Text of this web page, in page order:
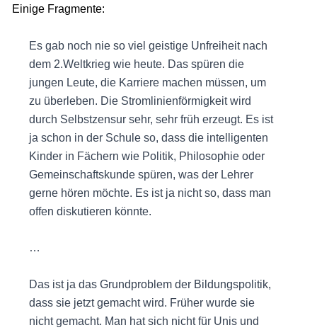
Einige Fragmente:
Es gab noch nie so viel geistige Unfreiheit nach
dem 2.Weltkrieg wie heute. Das spüren die
jungen Leute, die Karriere machen müssen, um
zu überleben. Die Stromlinienförmigkeit wird
durch Selbstzensur sehr, sehr früh erzeugt. Es ist
ja schon in der Schule so, dass die intelligenten
Kinder in Fächern wie Politik, Philosophie oder
Gemeinschaftskunde spüren, was der Lehrer
gerne hören möchte. Es ist ja nicht so, dass man
offen diskutieren könnte.
…
Das ist ja das Grundproblem der Bildungspolitik,
dass sie jetzt gemacht wird. Früher wurde sie
nicht gemacht. Man hat sich nicht für Unis und